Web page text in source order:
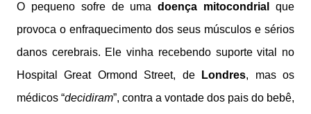
O pequeno sofre de umadoença mitocondrial
que
provoca o enfraquecimento dos seus músculos e sérios
danos cerebrais. Ele vinha recebendo suporte vital no
Hospital Great Ormond Street, de
Londres, mas os
médicos “decidiram”, contra a vontade dos pais do bebê,